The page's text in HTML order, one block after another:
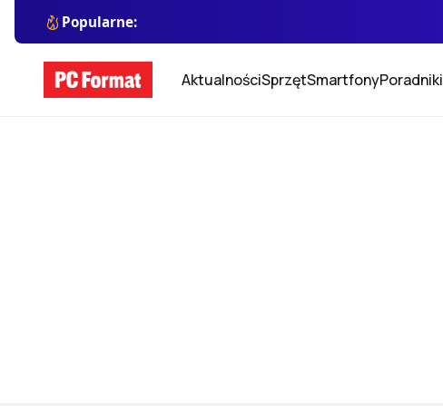
Popularne:
AktualnościSprzętSmartfonyPoradniki